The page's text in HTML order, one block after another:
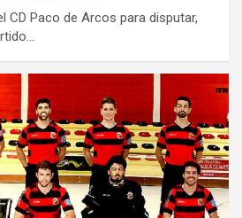
CD Paco de Arcos para disputar,